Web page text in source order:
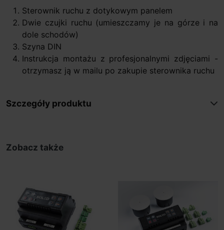
Sterownik ruchu z dotykowym panelem
Dwie czujki ruchu (umieszczamy je na górze i na
dole schodów)
Szyna DIN
Instrukcja montażu z profesjonalnymi zdjęciami -
otrzymasz ją w mailu po zakupie sterownika ruchu
Szczegóły produktu
Zobacz także